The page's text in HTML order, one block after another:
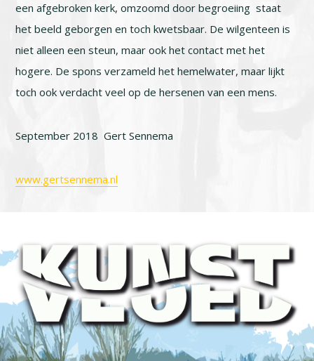
een afgebroken kerk, omzoomd door begroeiing staat
het beeld geborgen en toch kwetsbaar. De wilgenteen is
niet alleen een steun, maar ook het contact met het
hogere. De spons verzameld het hemelwater, maar lijkt
toch ook verdacht veel op de hersenen van een mens.
September 2018 Gert Sennema
www.gertsennema.nl
Footer